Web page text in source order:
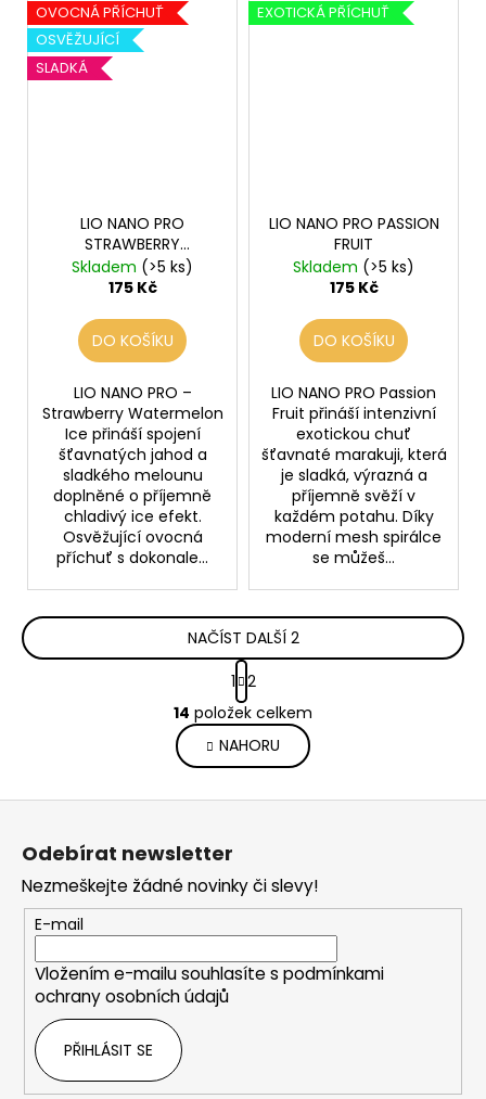
OVOCNÁ PŘÍCHUŤ
OSVĚŽUJÍCÍ
SLADKÁ
LIO NANO PRO
STRAWBERRY
WATERMELON ICE
Skladem (>5 ks)
175 Kč
DO KOŠÍKU
LIO NANO PRO –
Strawberry Watermelon
Ice přináší spojení
šťavnatých jahod a
sladkého melounu
doplněné o příjemně
chladivý ice efekt.
Osvěžující ovocná
příchuť s dokonale...
EXOTICKÁ PŘÍCHUŤ
LIO NANO PRO PASSION
FRUIT
Skladem (>5 ks)
175 Kč
DO KOŠÍKU
LIO NANO PRO Passion
Fruit přináší intenzivní
exotickou chuť
šťavnaté marakuji, která
je sladká, výrazná a
příjemně svěží v
každém potahu. Díky
moderní mesh spirálce
se můžeš...
O
v
l
á
d
p
r
v
k
y
NAČÍST DALŠÍ 2
S
t
r
á
n
k
o
í
1 2
14 položek celkem
NAHORU
Odebírat newsletter
Nezmeškejte žádné novinky či slevy!
E-mail
Vložením e-mailu souhlasíte s podmínkami
ochrany osobních údajů
PŘIHLÁSIT SE